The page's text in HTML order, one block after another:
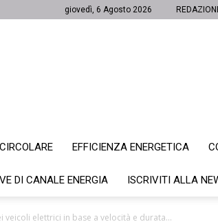
giovedì, 6 Agosto 2026
EFFICIENZA ENERGETICA
DI CANALE ENERGIA ISCRIVITI ALLA
veicoli elettrici in base a velocità e durata...